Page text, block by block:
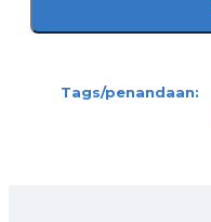
Tags/penandaan: